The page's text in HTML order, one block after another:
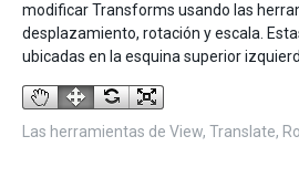
modificar Transforms usando las
desplazamiento, rotación y escala.
ubicadas en la esquina superior
Las herramientas de View, Translate,